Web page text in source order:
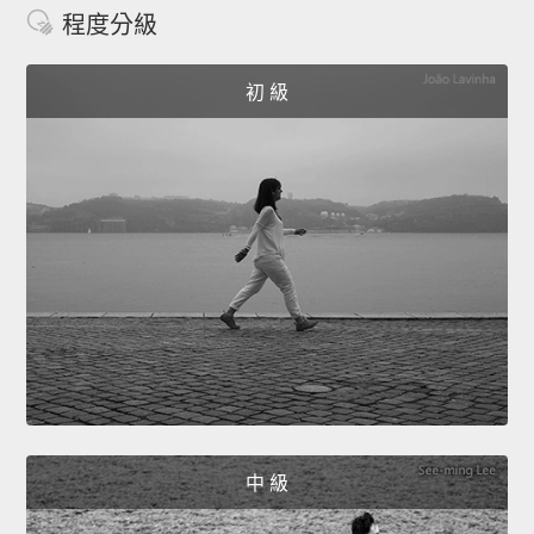
程度分級
初 級
中 級